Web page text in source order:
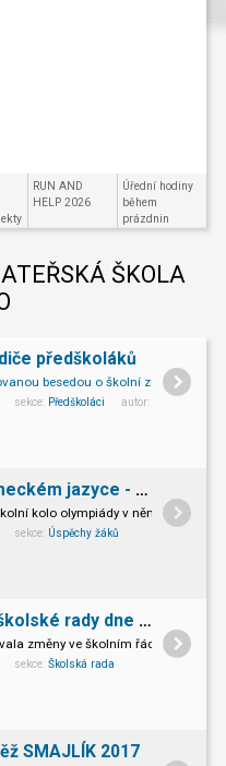
RUN AND
HELP 2026
Úřední hodiny
během
prázdnin
ŠKOLA
předškoláků
besedou o školní zralosti Vám
sekce: Předškoláci autor:
Olympiáda v německém jazyce - školní kolo
kolo olympiády v německém
sekce: Úspěchy žáků
Zápis z jednání školské rady dne 30.11.2017
změny ve školním řádu.
sekce: Školská rada
SMAJLÍK 2017